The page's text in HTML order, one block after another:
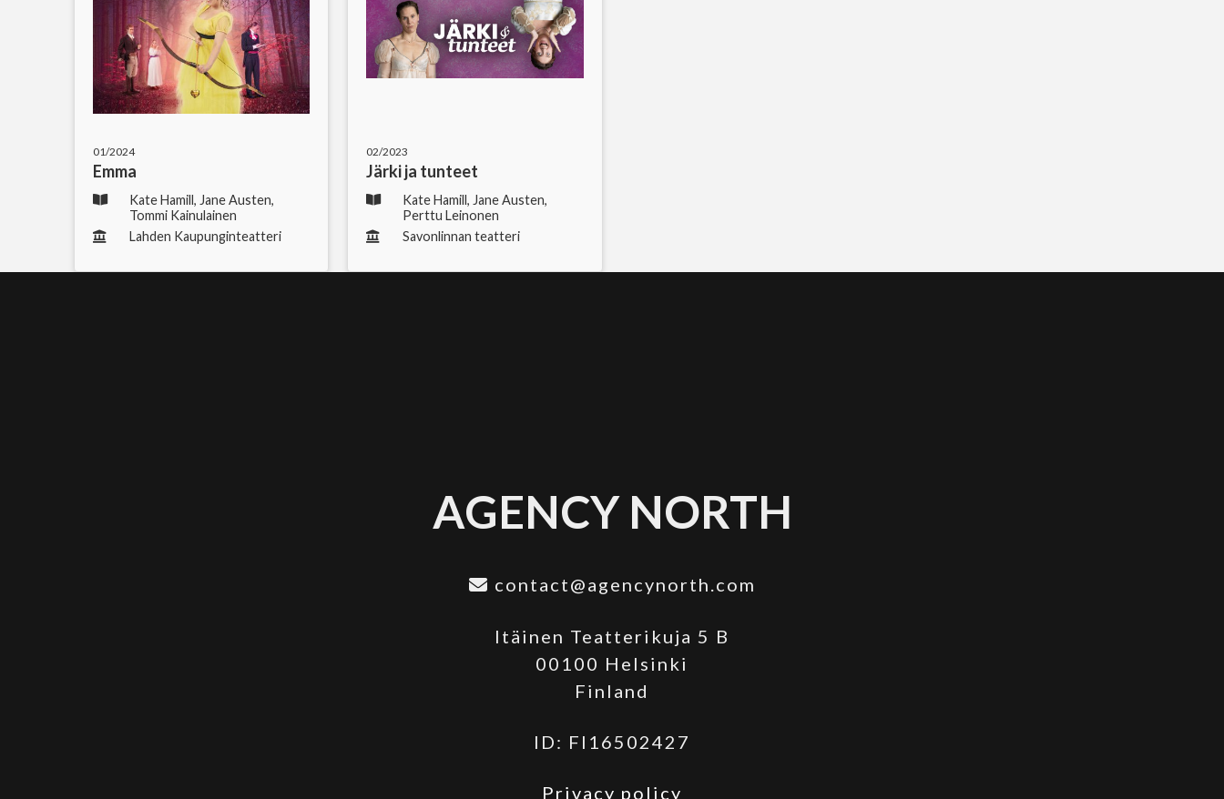
01/2024
Emma
Kate Hamill, Jane Austen,
Tommi Kainulainen
Lahden Kaupunginteatteri
02/2023
Järki ja tunteet
Kate Hamill, Jane Austen,
Perttu Leinonen
Savonlinnan teatteri
AGENCY NORTH
contact@agencynorth.com
Itäinen Teatterikuja 5 B
00100 Helsinki
Finland
ID: FI16502427
Privacy policy